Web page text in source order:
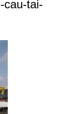
cau-tai-